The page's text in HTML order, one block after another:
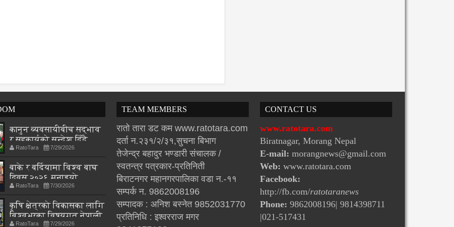
कानुन व्यवसायीबीच सद्भाव
र सहकार्यको सन्देश दिँदै
‘लयर्स फुटसल कप–२०८३’
सम्पन्न
RatoTara 7/29/2026
बाके र बर्दियामा विश्व बाघ
दिवस २०२६ मनाइयो
RatoTara 7/30/2026
कृषि क्षेत्रको विकासका लागि
बिश्वभरका विषयगत नेपाली
RatoTara 7/29/2026
TEAM MEMBERS
रातो तारा डट कम www.ratotara.com
दर्ता न.२३१/२/३१,सुचना बिभाग
तेजेन्द्र बहादुर भण्डारी संचालक /
स्वतन्त्र पत्रकार-प्रतिनिती
बिराटनगर महानगरपालिका वडा न.-११
सम्पर्क न. 9862008196
सम्पादक : अनिश बस्नेत 9852031770
प्रतिनिधि : इश्वरराज मगर
CONTACT US
www.ratotara.com
Biratnagar, Morang Nepal
E-mail: morangnews@gmail.com
Web: www.ratotara.com
Facebook:
http://fb.com/ratotaranews
Phone:9862008196| 9814398711
|021-517431